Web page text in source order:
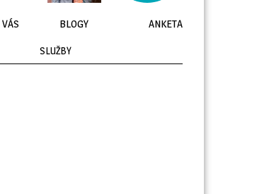
BLOGY ANKETA
SLUŽBY